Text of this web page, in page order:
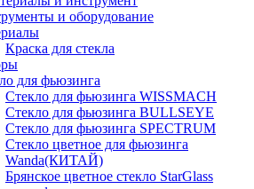
и оборудование
Краска для стекла
для фьюзинга
Стекло для фьюзинга WISSMACH
Стекло для фьюзинга BULLSEYE
Стекло для фьюзинга SPECTRUM
Стекло цветное для фьюзинга
Wanda(КИТАЙ)
Брянское цветное стекло StarGlass